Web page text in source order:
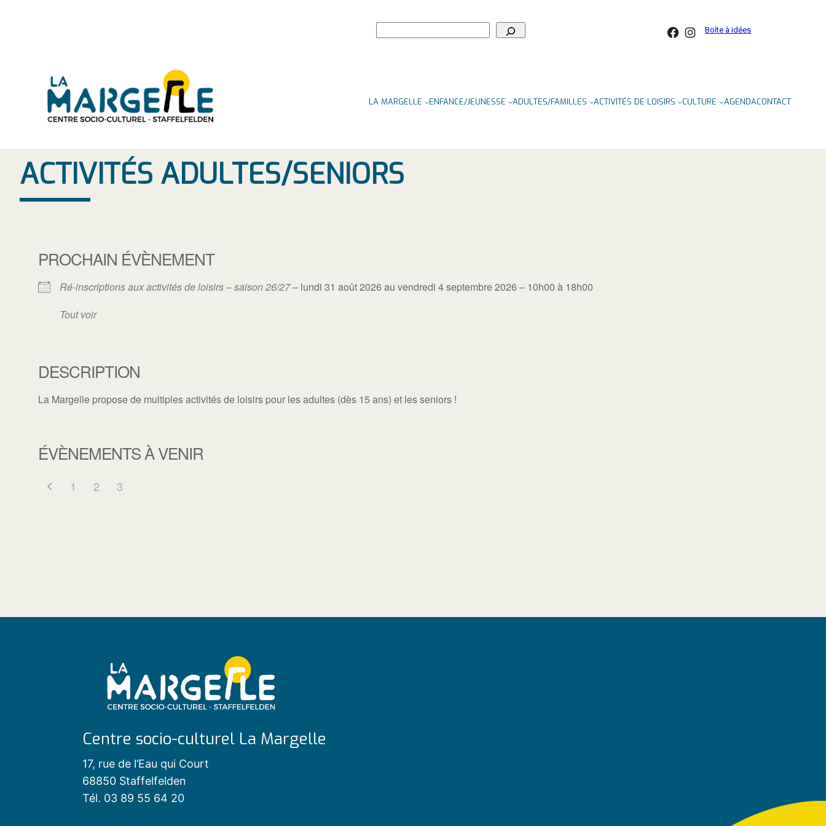
Facebook
Instagram
Boîte à idées
LA MARGELLE ENFANCE/JEUNESSE ADULTES/FAMILLES ACTIVITÉS DE LOISIRS CULTURE AGENDACONTACT
ACTIVITÉS ADULTES/SENIORS
PROCHAIN ÉVÈNEMENT
Ré-inscriptions aux activités de loisirs – saison 26/27– lundi 31 août 2026 au vendredi 4 septembre 2026 – 10h00 à 18h00
Tout voir
DESCRIPTION
La Margelle propose de multiples activités de loisirs pour les adultes (dès 15 ans) et les seniors !
ÉVÈNEMENTS À VENIR
1 2 3
Centre socio-culturel La Margelle
17, rue de l’Eau qui Court
68850 Staffelfelden
Tél. 03 89 55 64 20